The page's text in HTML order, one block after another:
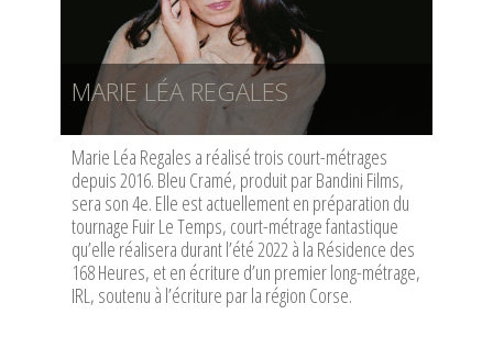
MARIE LÉA REGALES
Marie Léa Regales a réalisé trois court-métrages
depuis 2016. Bleu Cramé, produit par Bandini Films,
sera son 4e. Elle est actuellement en préparation du
tournage Fuir Le Temps, court-métrage fantastique
qu’elle réalisera durant l’été 2022 à la Résidence des
168 Heures, et en écriture d’un premier long-métrage,
IRL, soutenu à l’écriture par la région Corse.